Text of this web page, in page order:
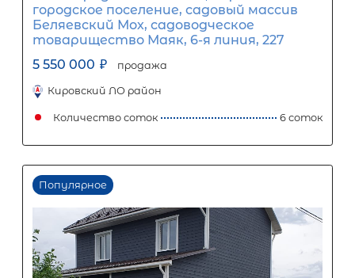
Жилой дом площадью 50 м , ЛО,
Выборгский р-н, Коробицыно пос,
Центральная ул
5 900 000 ₽
Количество соток